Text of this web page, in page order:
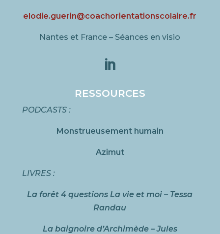
elodie.guerin@coachorientationscolaire.fr
Nantes et France – Séances en visio

RESSOURCES
PODCASTS :
Monstrueusement humain
Azimut
LIVRES :
La forêt 4 questions La vie et moi – Tessa
Randau
La baignoire d’Archimède – Jules